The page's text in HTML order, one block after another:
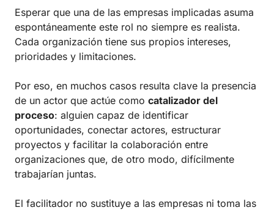
Esperar que una de las empresas implicadas asuma
espontáneamente este rol no siempre es realista.
Cada organización tiene sus propios intereses,
prioridades y limitaciones.
Por eso, en muchos casos resulta clave la presencia
de un actor que actúe como catalizador del
proceso: alguien capaz de identificar
oportunidades, conectar actores, estructurar
proyectos y facilitar la colaboración entre
organizaciones que, de otro modo, difícilmente
trabajarían juntas.
El facilitador no sustituye a las empresas ni toma las